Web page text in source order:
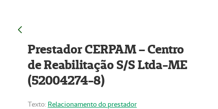
Prestador CERPAM – Centro
de Reabilitação S/S Ltda-ME
(52004274-8)
Texto: Relacionamento do prestador